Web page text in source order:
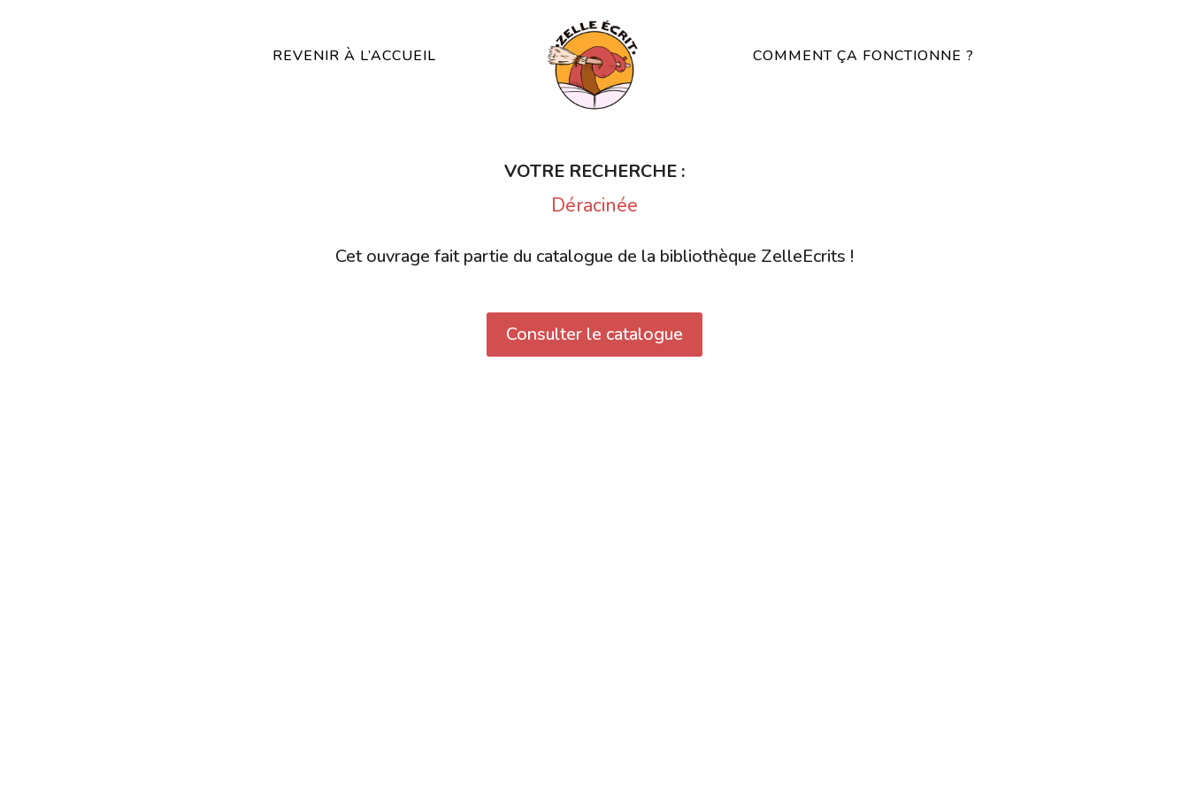
REVENIR À L’ACCUEIL COMMENT ÇA FONCTIONNE ?
VOTRE RECHERCHE :
Déracinée
Cet ouvrage fait partie du catalogue de la bibliothèque ZelleEcrits !
Consulter le catalogue